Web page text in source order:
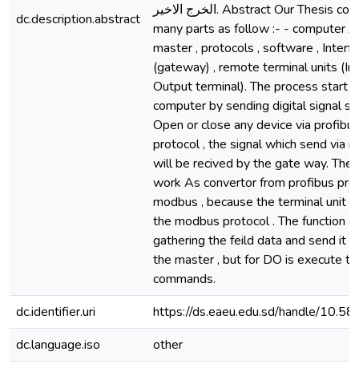
dc.description.abstract
الخرج الاخير. Abstract Our Thesis contains
many parts as follow :- - computer
master , protocols , software ,
(gateway) , remote terminal units
Output terminal). The process start
computer by sending digital signal
Open or close any device via profibus
protocol , the signal which send via
will be recived by the gate way. The
work As convertor from profibus
modbus , because the terminal unit
the modbus protocol . The function
gathering the feild data and send it
the master , but for DO is execute
commands.
dc.identifier.uri
https://ds.eaeu.edu.sd/handle/
dc.language.iso
other